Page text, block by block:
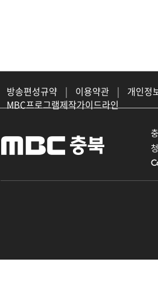
방송편성규약 | 이용약관 | 개인정
MBC프로그램제작가이드라인